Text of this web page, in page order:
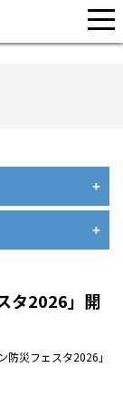
タ2026」開
防災フェスタ2026 」